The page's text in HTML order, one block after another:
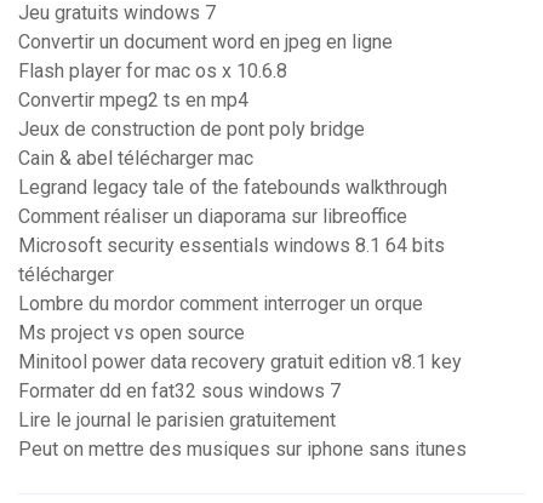
Jeu gratuits windows 7
Convertir un document word en jpeg en ligne
Flash player for mac os x 10.6.8
Convertir mpeg2 ts en mp4
Jeux de construction de pont poly bridge
Cain & abel télécharger mac
Legrand legacy tale of the fatebounds walkthrough
Comment réaliser un diaporama sur libreoffice
Microsoft security essentials windows 8.1 64 bits
télécharger
Lombre du mordor comment interroger un orque
Ms project vs open source
Minitool power data recovery gratuit edition v8.1 key
Formater dd en fat32 sous windows 7
Lire le journal le parisien gratuitement
Peut on mettre des musiques sur iphone sans itunes